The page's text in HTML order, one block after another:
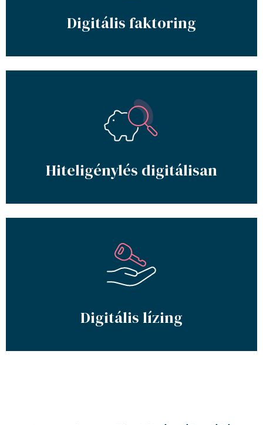
Digitális faktoring
Hiteligénylés digitálisan
Digitális lízing